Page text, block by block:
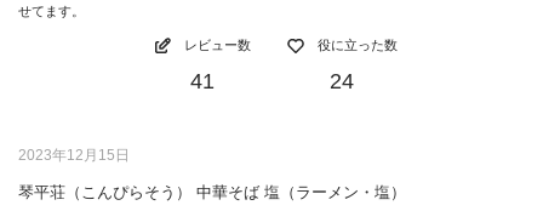
せてます。
レビュー数
41
役に立った数
24
2023年12月15日
琴平荘（こんぴらそう） 中華そば 塩（ラーメン・塩）